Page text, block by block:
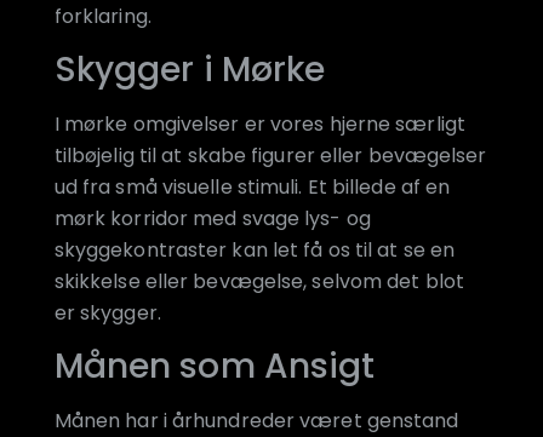
forklaring.
Skygger i Mørke
I mørke omgivelser er vores hjerne særligt
tilbøjelig til at skabe figurer eller bevægelser
ud fra små visuelle stimuli. Et billede af en
mørk korridor med svage lys- og
skyggekontraster kan let få os til at se en
skikkelse eller bevægelse, selvom det blot
er skygger.
Månen som Ansigt
Månen har i århundreder været genstand